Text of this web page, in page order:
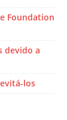
Foundation
devido a
los